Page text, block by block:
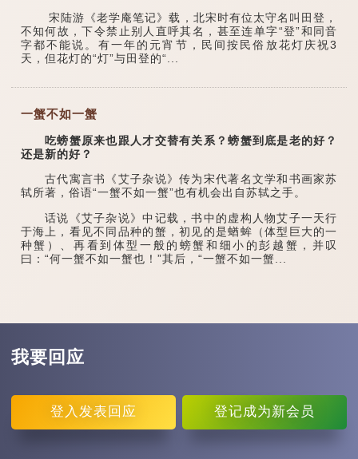
宋陆游《老学庵笔记》载，北宋时有位太守名叫田登，
不知何故，下令禁止别人直呼其名，甚至连单字“登”和同音
字都不能说。有一年的元宵节，民间按民俗放花灯庆祝3
天，但花灯的“灯”与田登的“...
一蟹不如一蟹
吃螃蟹原来也跟人才交替有关系？螃蟹到底是老的好？
还是新的好？
古代寓言书《艾子杂说》传为宋代著名文学和书画家苏
轼所著，俗语“一蟹不如一蟹”也有机会出自苏轼之手。
话说《艾子杂说》中记载，书中的虚构人物艾子一天行
于海上，看见不同品种的蟹，初见的是蝤蛑（体型巨大的一
种蟹）、再看到体型一般的螃蟹和细小的彭越蟹，并叹
曰：“何一蟹不如一蟹也！”其后，“一蟹不如一蟹...
我要回应
登入 发表回应 登记成为新会员